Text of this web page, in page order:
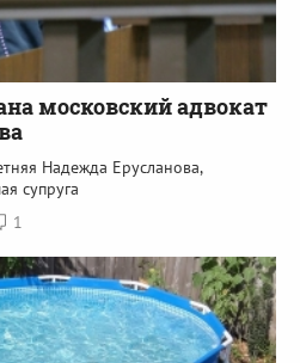
московский адвокат
Надежда Ерусланова,
супруга
1